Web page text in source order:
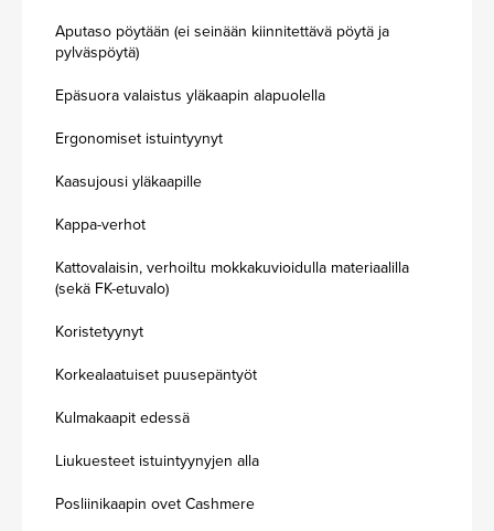
Aputaso pöytään (ei seinään kiinnitettävä pöytä ja
pylväspöytä)
Epäsuora valaistus yläkaapin alapuolella
Ergonomiset istuintyynyt
Kaasujousi yläkaapille
Kappa-verhot
Kattovalaisin, verhoiltu mokkakuvioidulla materiaalilla
(sekä FK-etuvalo)
Koristetyynyt
Korkealaatuiset puusepäntyöt
Kulmakaapit edessä
Liukuesteet istuintyynyjen alla
Posliinikaapin ovet Cashmere